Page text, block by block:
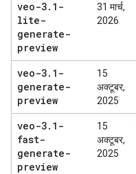
veo-3. 1-
lite-
generate-
preview
31 मार्च,
2026
veo-3. 1-
generate-
preview
15
अक्टूबर,
2025
veo-3. 1-
fast-
generate-
preview
15
अक्टूबर,
2025